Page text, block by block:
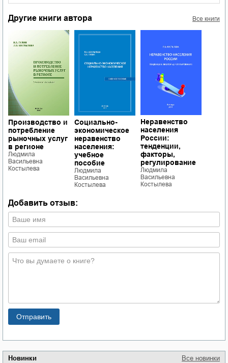
Новинки Все новинки
Другие книги автора Все книги
Производство и
потребление
рыночных услуг
в регионе
Людмила
Васильевна
Костылева
Социально-
экономическое
неравенство
населения:
учебное
пособие
Людмила
Васильевна
Костылева
Неравенство
населения
России:
тенденции,
факторы,
регулирование
Людмила
Васильевна
Костылева
Добавить отзыв: